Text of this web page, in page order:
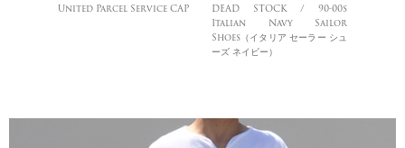
United Parcel Service CAP
DEAD STOCK / 90-00s
Italian Navy Sailor
Shoes（イタリア セーラー シュ
ーズ ネイビー）